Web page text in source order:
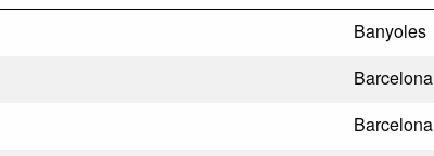
Banyoles
Barcelona
Barcelona